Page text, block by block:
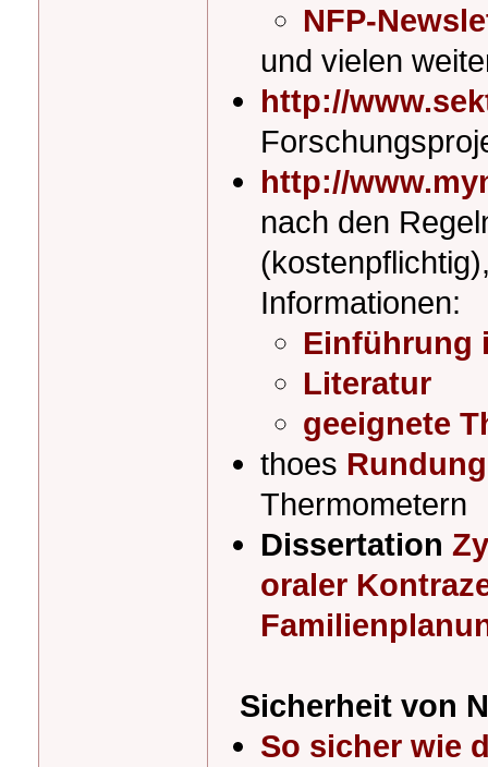
NFP-
und vielen
http://
http://
nach den
Informationen:
Einführung
Literatur
geeignete
thoes
Thermometern
Dissertation
oraler
Sicherheit von
So sicher wie